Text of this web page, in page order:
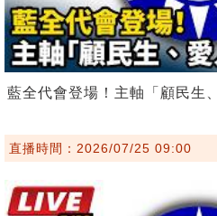
藍全代會登場！主軸「顧民生
直播時間：2026/07/25 09:00